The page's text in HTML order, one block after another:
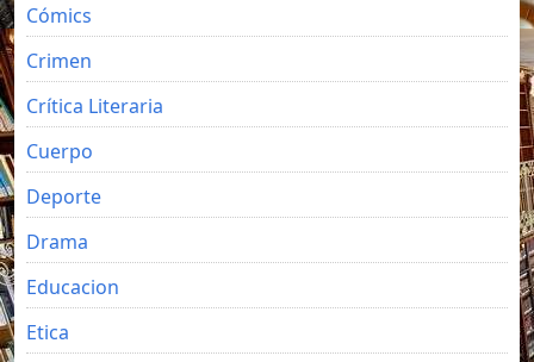
Cómics
Crimen
Crítica Literaria
Cuerpo
Deporte
Drama
Educacion
Etica